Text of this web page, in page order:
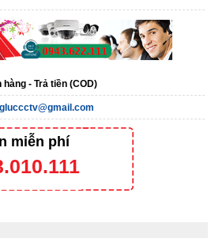
hàng - Trả tiền (COD)
miễn phí